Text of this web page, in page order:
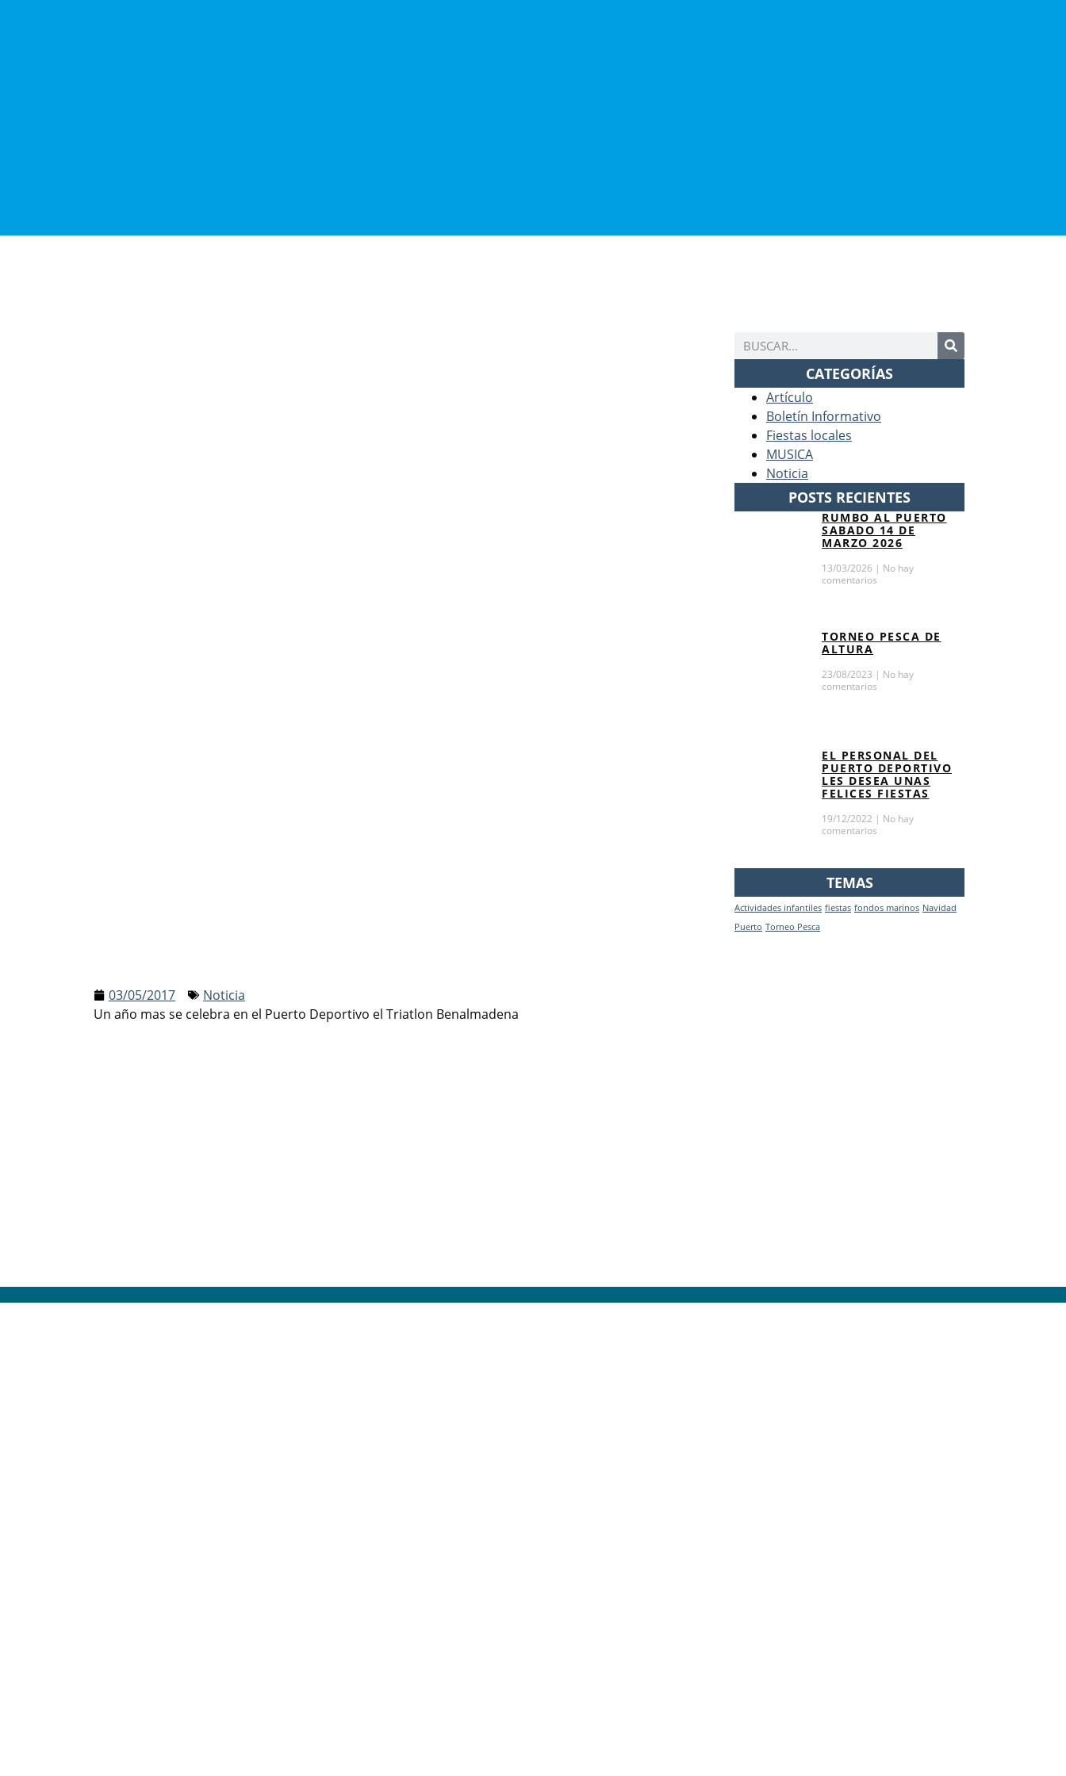
03/05/2017
Noticia
Un año mas se celebra en el Puerto Deportivo el Triatlon Benalmadena
CATEGORÍAS
Artículo
Boletín Informativo
Fiestas locales
MUSICA
Noticia
POSTS RECIENTES
RUMBO AL PUERTO
SABADO 14 DE
MARZO 2026
13/03/2026
No hay
comentarios
TORNEO PESCA DE
ALTURA
23/08/2023
No hay
comentarios
EL PERSONAL DEL
PUERTO DEPORTIVO
LES DESEA UNAS
FELICES FIESTAS
19/12/2022
No hay
comentarios
TEMAS
Actividades infantiles fiestas fondos marinos Navidad
Puerto Torneo Pesca